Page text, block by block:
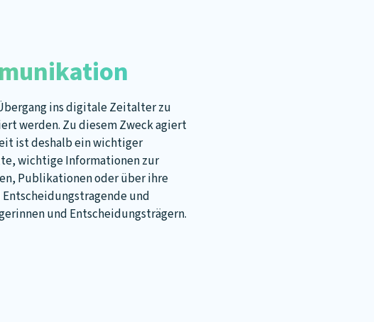
ins digitale Zeitalter zu
werden. Zu diesem Zweck agiert
ist deshalb ein wichtiger
wichtige Informationen zur
Publikationen oder über ihre
und
und Entscheidungsträgern.